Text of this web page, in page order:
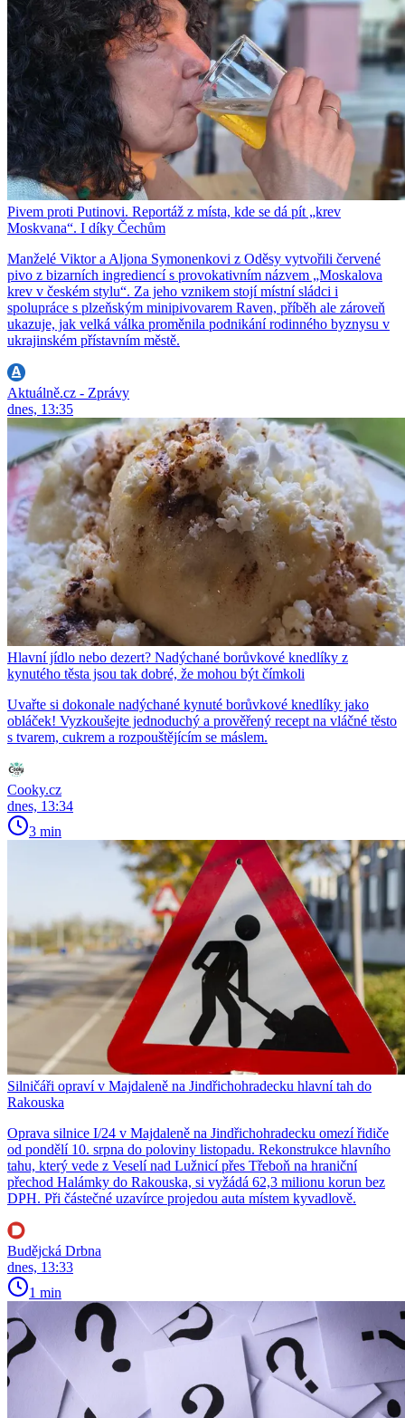
Pivem proti Putinovi. Reportáž z místa, kde se dá pít „krev
Moskvana“. I díky Čechům
Manželé Viktor a Aljona Symonenkovi z Oděsy vytvořili červené
pivo z bizarních ingrediencí s provokativním názvem „Moskalova
krev v českém stylu“. Za jeho vznikem stojí místní sládci i
spolupráce s plzeňským minipivovarem Raven, příběh ale zároveň
ukazuje, jak velká válka proměnila podnikání rodinného byznysu v
ukrajinském přístavním městě.
Aktuálně.cz - Zprávy
dnes, 13:35
Hlavní jídlo nebo dezert? Nadýchané borůvkové knedlíky z
kynutého těsta jsou tak dobré, že mohou být čímkoli
Uvařte si dokonale nadýchané kynuté borůvkové knedlíky jako
obláček! Vyzkoušejte jednoduchý a prověřený recept na vláčné těsto
s tvarem, cukrem a rozpouštějícím se máslem.
Cooky.cz
dnes, 13:34
3 min
Silničáři opraví v Majdaleně na Jindřichohradecku hlavní tah do
Rakouska
Oprava silnice I/24 v Majdaleně na Jindřichohradecku omezí řidiče
od pondělí 10. srpna do poloviny listopadu. Rekonstrukce hlavního
tahu, který vede z Veselí nad Lužnicí přes Třeboň na hraniční
přechod Halámky do Rakouska, si vyžádá 62,3 milionu korun bez
DPH. Při částečné uzavírce projedou auta místem kyvadlově.
Budějcká Drbna
dnes, 13:33
1 min